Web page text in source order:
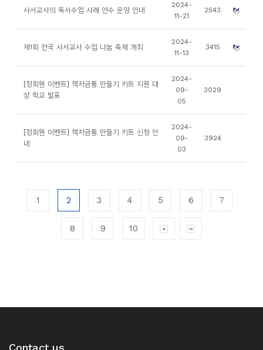
사서교사의 독서수업 사례 연수 운영 안내
2024-
11-21
2543
제1회 전국 사서교사 수업 나눔 축제 개최
2024-
11-13
3415
[정회원 이벤트] 책저금통 만들기 키트 지원 대
상 학교 발표
2024-
09-
05
3029
[정회원 이벤트] 책저금통 만들기 키트 신청 안
내
2024-
09-
03
3924
1 2 3 4 5 6 7
8 9 10
Contact us